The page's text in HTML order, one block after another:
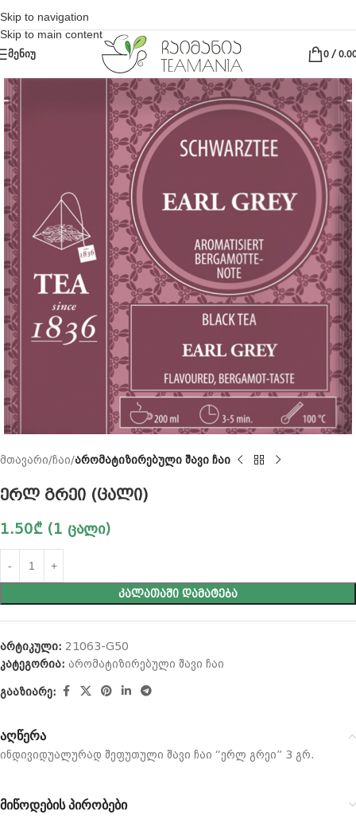
Skip to navigation
Skip to main content
ᲛᲔᲜᲘᲣ 0/
მთავარი ჩაი არომატიზირებული შავი ჩაი
ერლ გრეი (ცალი)
1.50₾ (1 ცალი)
ᲙᲐᲚᲐᲗᲐᲨᲘ ᲓᲐᲛᲐᲢᲔᲑᲐ
არტიკული: 21063-G50
კატეგორია: არომატიზირებული შავი ჩაი
გააზიარე:
აღწერა
ინდივიდუალურად შეფუთული შავი ჩაი “ერლ გრეი” 3 გრ.
მიწოდების პირობები